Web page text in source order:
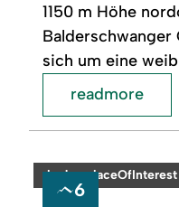
1150 m Höhe
Balderschwanger
sich um eine
readmore
category:
badge.placeOfInterest
6
readmore:
Höhe
Magischer